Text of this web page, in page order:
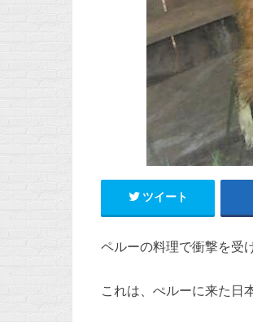
ツイート
ペルーの料理で衝撃を受
これは、ぺルーに来た日